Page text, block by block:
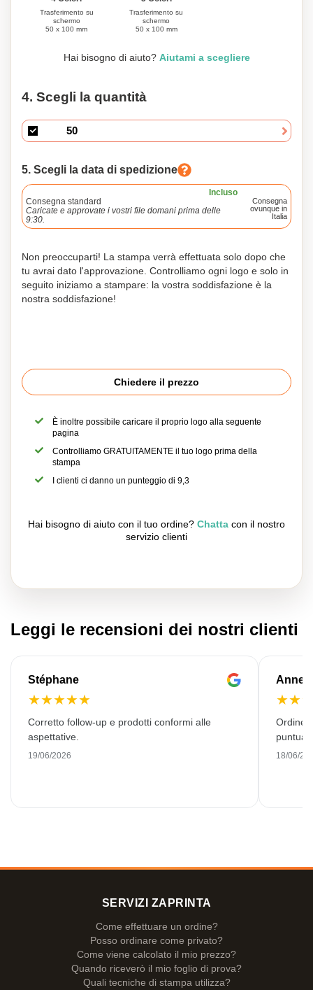
Trasferimento su
schermo
50 x 100 mm
Trasferimento su
schermo
50 x 100 mm
Hai bisogno di aiuto? Aiutami a scegliere
4. Scegli la quantità
5. Scegli la data di spedizione
Incluso
Consegna standard
Caricate e approvate i vostri file domani prima delle
9:30.
Consegna
ovunque in
Italia
Non preoccuparti! La stampa verrà effettuata solo dopo che
tu avrai dato l'approvazione. Controlliamo ogni logo e solo in
seguito iniziamo a stampare: la vostra soddisfazione è la
nostra soddisfazione!
Chiedere il prezzo
È inoltre possibile caricare il proprio logo alla seguente
pagina
Controlliamo GRATUITAMENTE il tuo logo prima della
stampa
I clienti ci danno un punteggio di 9,3
Hai bisogno di aiuto con il tuo ordine? Chatta con il nostro
servizio clienti
Leggi le recensioni dei nostri clienti
Stéphane
★★★★★
Corretto follow-up e prodotti conformi alle
aspettative.
19/06/2026
Anne-
★★
Ordine
18/06/
SERVIZI ZAPRINTA
Come effettuare un ordine?
Posso ordinare come privato?
Come viene calcolato il mio prezzo?
Quando riceverò il mio foglio di prova?
Quali tecniche di stampa utilizza?